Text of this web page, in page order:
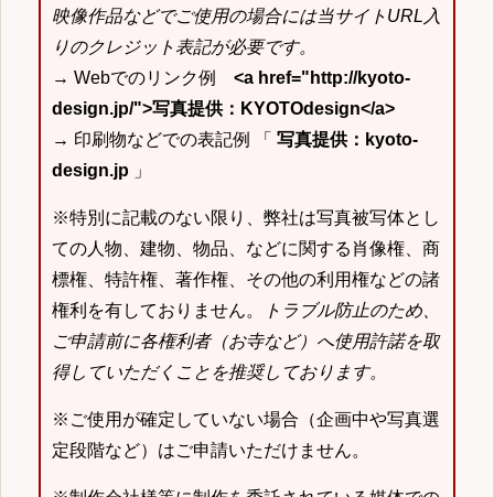
映像作品などでご使用の場合には当サイトURL入
りのクレジット表記が必要です。
→ Webでのリンク例 <a href="http://kyoto-
design.jp/">写真提供：KYOTOdesign</a>
→ 印刷物などでの表記例 「 写真提供：kyoto-
design.jp 」
※特別に記載のない限り、弊社は写真被写体とし
ての人物、建物、物品、などに関する肖像権、商
標権、特許権、著作権、その他の利用権などの諸
権利を有しておりません。
トラブル防止のため、
ご申請前に各権利者（お寺など）へ使用許諾を取
得していただくことを推奨しております。
※ご使用が確定していない場合（企画中や写真選
定段階など）はご申請いただけません。